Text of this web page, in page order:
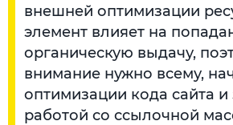
внешней оптимизации
элемент влияет на
органическую выдачу,
внимание нужно всему,
оптимизации кода сайта и
работой со ссылочной